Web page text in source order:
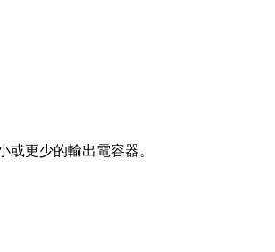
更少的輸出電容器。